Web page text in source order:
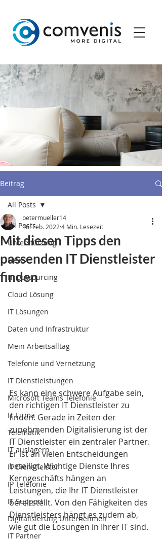
Beitrag
All Posts
Unterstützung
News
IT Outsourcing
Cloud Lösung
IT Lösungen
Daten und Infrastruktur
Mein Arbeitsalltag
Telefonie und Vernetzung
IT Dienstleistungen
Microsoft Teams Telefonie
IT Firma
Telematik
IT auslagern
IT Dienstleister
IP Telefonie
IT Support
Digitalisierung Unternehmen
IT Partner
All Posts
Mit diesen Tipps den
passenden IT Dienstleister
finden
petermueller14
16. Feb. 2022 4 Min. Lesezeit
Es kann eine schwere Aufgabe sein,
den richtigen IT Dienstleister zu
finden. Gerade in Zeiten der
zunehmenden Digitalisierung ist der
IT Dienstleister ein zentraler Partner.
Er ist an vielen Entscheidungen
beteiligt. Wichtige Dienste Ihres
Kerngeschäfts hängen an
Leistungen, die Ihr IT Dienstleister
bereitstellt. Von den Fähigkeiten des
Dienstleisters hängt es zudem ab,
wie gut die Lösungen in Ihrer IT sind.